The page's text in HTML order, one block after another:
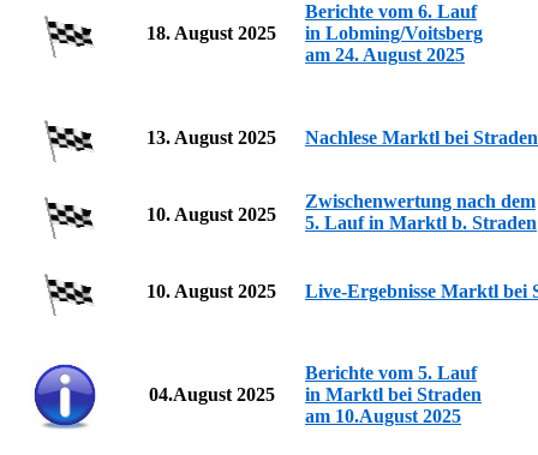
18. August 2025
Berichte vom 6. Lauf
in Lobming/Voitsberg
am 24. August 2025
13. August 2025 Nachlese Marktl bei Straden
10. August 2025
Zwischenwertung nach dem
5. Lauf in Marktl b. Straden
10. August 2025 Live-Ergebnisse Marktl bei
04.August 2025
Berichte vom 5. Lauf
in Marktl bei Straden
am 10.August 2025